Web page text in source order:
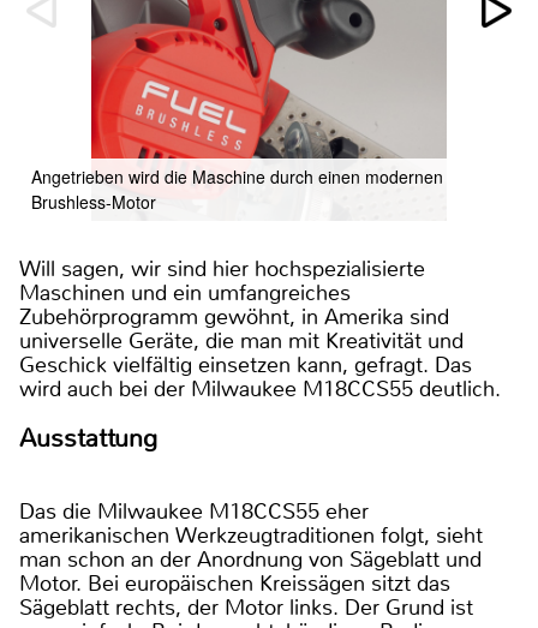
Angetrieben wird die Maschine durch einen modernen
Brushless-Motor
Will sagen, wir sind hier hochspezialisierte
Maschinen und ein umfangreiches
Zubehörprogramm gewöhnt, in Amerika sind
universelle Geräte, die man mit Kreativität und
Geschick vielfältig einsetzen kann, gefragt. Das
wird auch bei der Milwaukee M18CCS55 deutlich.
Ausstattung
Das die Milwaukee M18CCS55 eher
amerikanischen Werkzeugtraditionen folgt, sieht
man schon an der Anordnung von Sägeblatt und
Motor. Bei europäischen Kreissägen sitzt das
Sägeblatt rechts, der Motor links. Der Grund ist